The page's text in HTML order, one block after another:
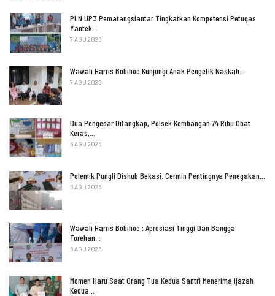
PLN UP3 Pematangsiantar Tingkatkan Kompetensi Petugas
Yantek…
7 AGU 2026
Wawali Harris Bobihoe Kunjungi Anak Pengetik Naskah…
7 AGU 2026
Dua Pengedar Ditangkap, Polsek Kembangan 74 Ribu Obat
Keras,…
6 AGU 2026
Polemik Pungli Dishub Bekasi. Cermin Pentingnya Penegakan…
6 AGU 2026
Wawali Harris Bobihoe : Apresiasi Tinggi Dan Bangga
Torehan…
6 AGU 2026
Momen Haru Saat Orang Tua Kedua Santri Menerima Ijazah
Kedua…